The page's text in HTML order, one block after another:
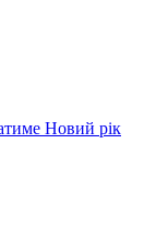
Новий рік